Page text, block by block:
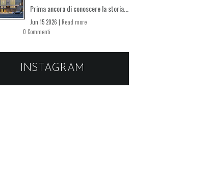
Prima ancora di conoscere la storia...
Jun 15 2026 | Read more
0 Commenti
INSTAGRAM